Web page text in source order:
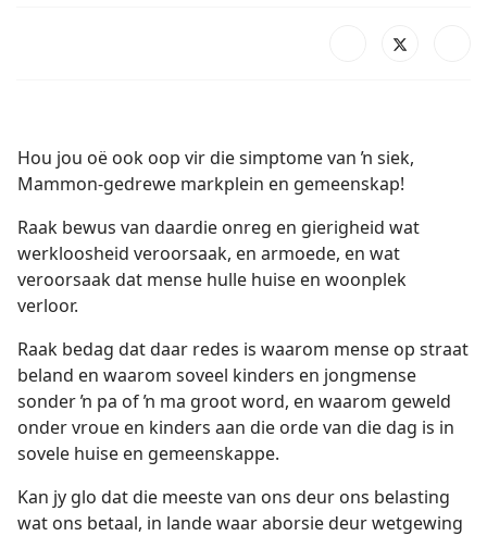
Hou jou oë ook oop vir die simptome van ŉ siek,
Mammon-gedrewe markplein en gemeenskap!
Raak bewus van daardie onreg en gierigheid wat
werkloosheid veroorsaak, en armoede, en wat
veroorsaak dat mense hulle huise en woonplek
verloor.
Raak bedag dat daar redes is waarom mense op straat
beland en waarom soveel kinders en jongmense
sonder ŉ pa of ŉ ma groot word, en waarom geweld
onder vroue en kinders aan die orde van die dag is in
sovele huise en gemeenskappe.
Kan jy glo dat die meeste van ons deur ons belasting
wat ons betaal, in lande waar aborsie deur wetgewing